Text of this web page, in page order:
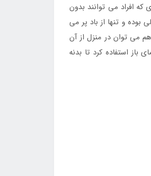
افراد می توانند بدون
و تنها از باد پر می
می توان در منزل از آن
استفاده کرد تا بدنه